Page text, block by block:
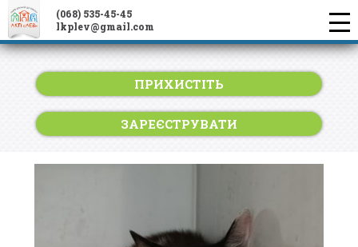
(068) 535-45-45
lkplev@gmail.com
ПРИХИСТІТЬ
ЗАРЕЄСТРУВАТИ